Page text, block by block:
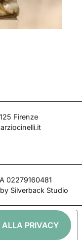
Firenze
02279160481
Silverback Studio
ALLA PRIVACY